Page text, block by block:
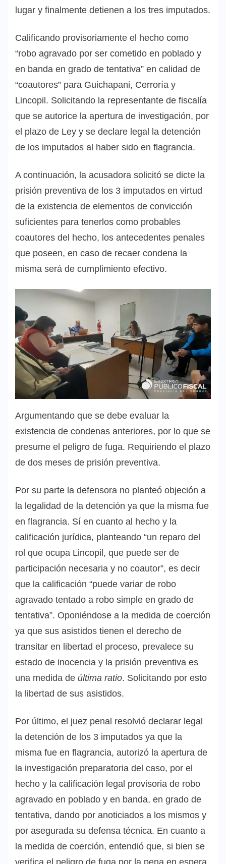
lugar y finalmente detienen a los tres imputados.
Calificando provisoriamente el hecho como
“robo agravado por ser cometido en poblado y
en banda en grado de tentativa” en calidad de
“coautores” para Guichapani, Cerroría y
Lincopil. Solicitando la representante de fiscalía
que se autorice la apertura de investigación, por
el plazo de Ley y se declare legal la detención
de los imputados al haber sido en flagrancia.
A continuación, la acusadora solicitó se dicte la
prisión preventiva de los 3 imputados en virtud
de la existencia de elementos de convicción
suficientes para tenerlos como probables
coautores del hecho, los antecedentes penales
que poseen, en caso de recaer condena la
misma será de cumplimiento efectivo.
Argumentando que se debe evaluar la
existencia de condenas anteriores, por lo que se
presume el peligro de fuga. Requiriendo el plazo
de dos meses de prisión preventiva.
Por su parte la defensora no planteó objeción a
la legalidad de la detención ya que la misma fue
en flagrancia. Sí en cuanto al hecho y la
calificación jurídica, planteando “un reparo del
rol que ocupa Lincopil, que puede ser de
participación necesaria y no coautor”, es decir
que la calificación “puede variar de robo
agravado tentado a robo simple en grado de
tentativa”. Oponiéndose a la medida de coerción
ya que sus asistidos tienen el derecho de
transitar en libertad el proceso, prevalece su
estado de inocencia y la prisión preventiva es
una medida de última ratio. Solicitando por esto
la libertad de sus asistidos.
Por último, el juez penal resolvió declarar legal
la detención de los 3 imputados ya que la
misma fue en flagrancia, autorizó la apertura de
la investigación preparatoria del caso, por el
hecho y la calificación legal provisoria de robo
agravado en poblado y en banda, en grado de
tentativa, dando por anoticiados a los mismos y
por asegurada su defensa técnica. En cuanto a
la medida de coerción, entendió que, si bien se
verifica el peligro de fuga por la pena en espera